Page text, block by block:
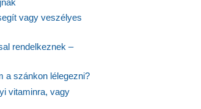
vagy veszélyes
rendelkeznek –
a szánkon lélegezni?
vitaminra, vagy